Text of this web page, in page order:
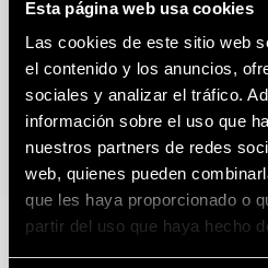
Esta página web usa cookies
Las cookies de este sitio web
el contenido y los anuncios,
sociales y analizar el tráfico.
información sobre el uso que
nuestros partners de redes
web, quienes pueden
que les haya proporcionado o
partir del uso que haya hecho